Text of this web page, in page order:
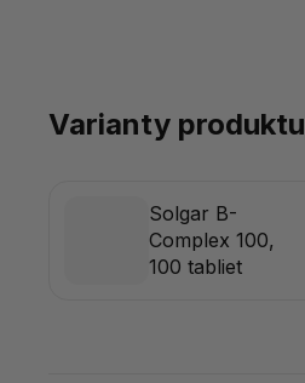
Varianty produktu
Solgar B-
Complex 100,
100 tabliet